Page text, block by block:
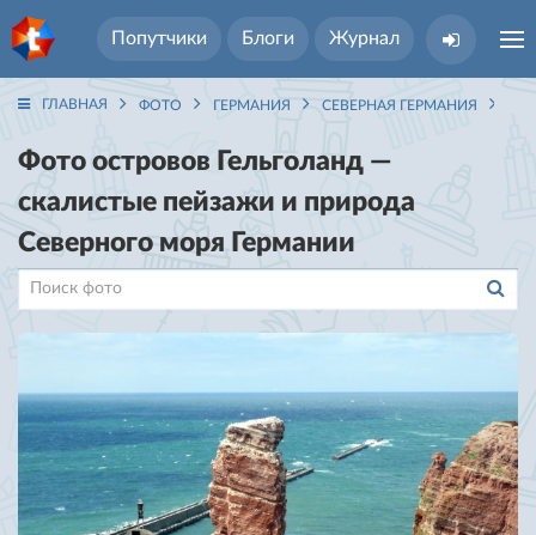
Попутчики Блоги Журнал
ГЛАВНАЯ ФОТО ГЕРМАНИЯ СЕВЕРНАЯ ГЕРМАНИЯ
Фото островов Гельголанд —
скалистые пейзажи и природа
Северного моря Германии